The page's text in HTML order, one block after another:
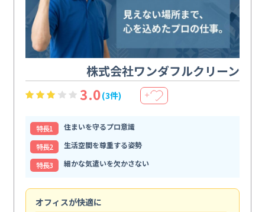
株式会社ワンダフルクリーン
3.0(3件) ＋
特⻑1
住まいを守るプロ意識
特⻑2
生活空間を尊重する姿勢
特⻑3
細かな気遣いを欠かさない
オフィスが快適に